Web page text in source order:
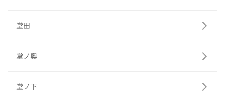
堂田
堂ノ奥
堂ノ下